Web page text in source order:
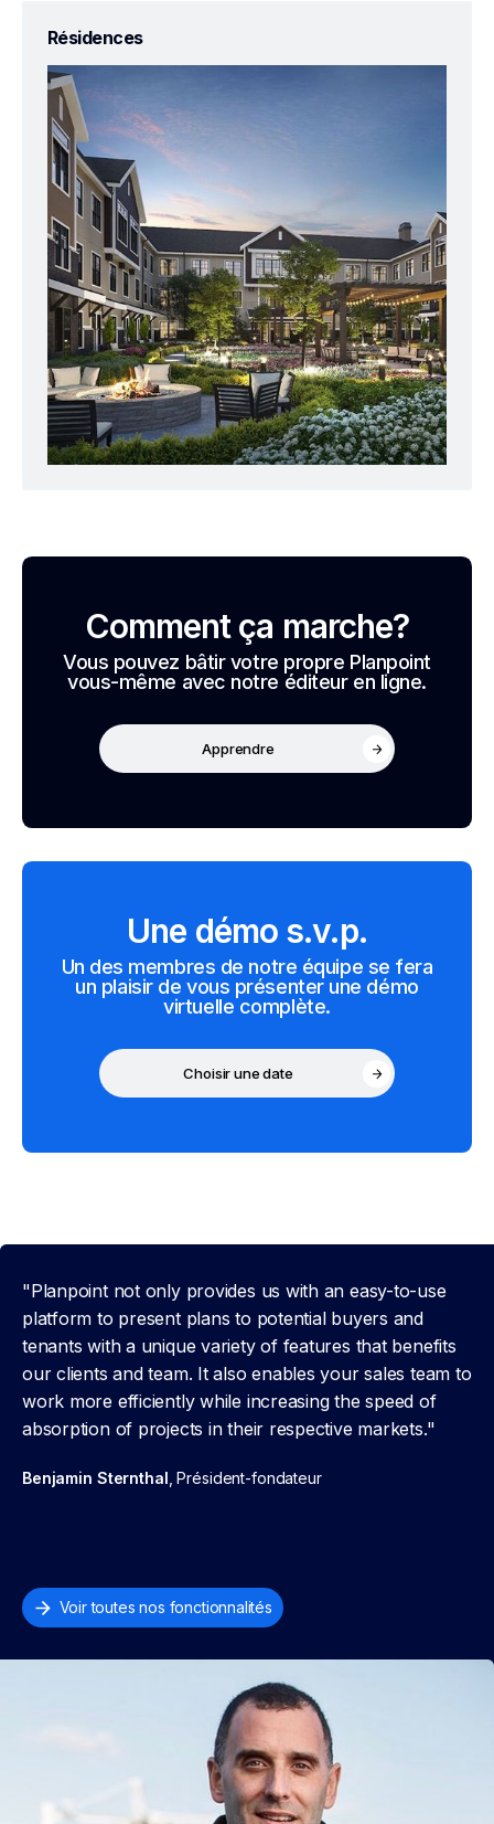
Résidences
Comment ça marche?
Vous pouvez bâtir votre propre Planpoint
vous-même avec notre éditeur en ligne.
Apprendre
Une démo s.v.p.
Un des membres de notre équipe se fera
un plaisir de vous présenter une démo
virtuelle complète.
Choisir une date
"Planpoint not only provides us with an easy-to-use
platform to present plans to potential buyers and
tenants with a unique variety of features that benefits
our clients and team. It also enables your sales team to
work more efficiently while increasing the speed of
absorption of projects in their respective markets."
Benjamin Sternthal , Président-fondateur
Voir toutes nos fonctionnalités